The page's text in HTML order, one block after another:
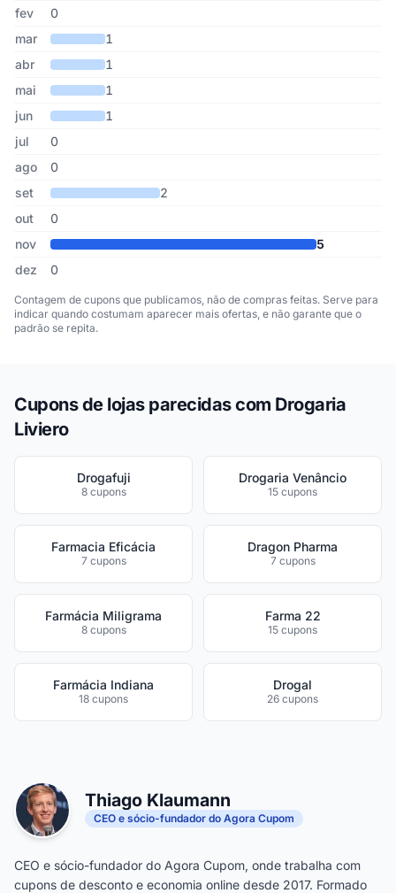
fev
0
mar
1
abr
1
mai
1
jun
1
jul
0
ago
0
set
2
out
0
nov
5
dez
0
Contagem de cupons que publicamos, não de compras feitas. Serve para
indicar quando costumam aparecer mais ofertas, e não garante que o
padrão se repita.
Cupons de lojas parecidas com Drogaria
Liviero
Drogafuji
8 cupons
Drogaria Venâncio
15 cupons
Farmacia Eficácia
7 cupons
Dragon Pharma
7 cupons
Farmácia Miligrama
8 cupons
Farma 22
15 cupons
Farmácia Indiana
18 cupons
Drogal
26 cupons
Thiago Klaumann
CEO e sócio-fundador do Agora Cupom
CEO e sócio-fundador do Agora Cupom, onde trabalha com
cupons de desconto e economia online desde 2017. Formado